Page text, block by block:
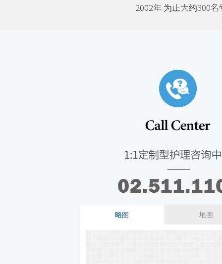
2002年 为止大约300
略图 地图